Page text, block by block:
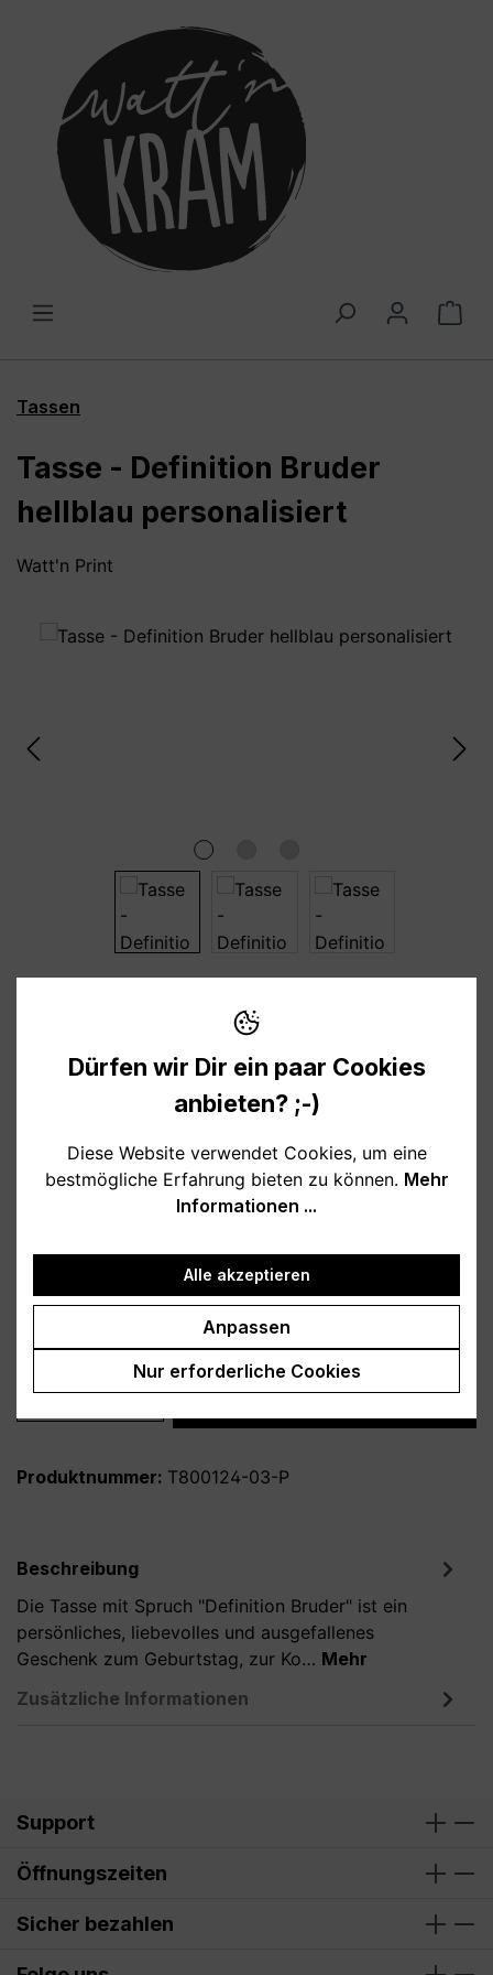
Tassen
Tasse - Definition Bruder
hellblau personalisiert
Watt'n Print
Bildergalerie überspringen
Preise inkl. MwSt. zzgl. Versandkosten
Verfügbar, Lieferzeit: 1-3 Tage
weiß
schwarz hellblau
rosa
türkis grau
dunkelblau
lila
Varianteauswählen
ohne Personalisierung
Produkt Anzahl: Gib den gewünschten
Produktnummer: T800124-03-P
Beschreibung
Die Tasse mit Spruch "Definition Bruder" ist ein
persönliches, liebevolles und ausgefallenes
Geschenk zum Geburtstag, zur Ko… Mehr
Zusätzliche Informationen
Support
Öffnungszeiten
Sicher bezahlen
Dürfen wir Dir ein paar Cookies
anbieten? ;-)
Diese Website verwendet Cookies, um eine
bestmögliche Erfahrung bieten zu können. Mehr
Informationen ...
Alle akzeptieren
Anpassen
Nur erforderliche Cookies